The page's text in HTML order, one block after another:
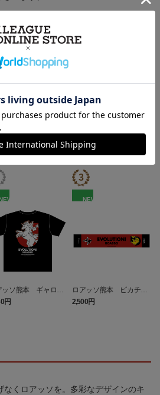
ッソ熊本 ギャロッ
ャツ BLACK
円
NEW
ロアッソ熊本 ピカチュ
ウ タオルマフラー
2,500円
なくロアッソを。多彩なデザインのキ